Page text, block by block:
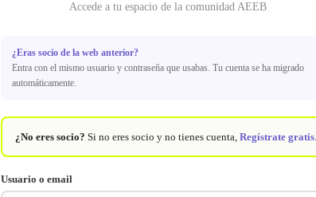
Accede a tu espacio de la comunidad AEEB
¿Eras socio de la web anterior?
Entra con el mismo usuario y contraseña que usabas. Tu cuenta se ha migrado
automáticamente.
¿No eres socio? Si no eres socio y no tienes cuenta, Regístrate gratis.
Usuario o email